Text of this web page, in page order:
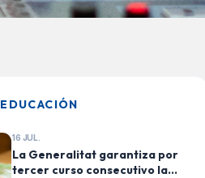
EDUCACIÓN
16 JUL.
La Generalitat garantiza por
tercer curso consecutivo la